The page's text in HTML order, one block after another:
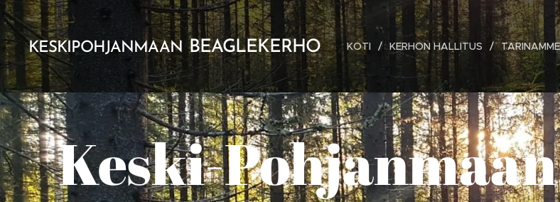
KESKIPOHJANMAAN BEAGLEKERHO KOTI KERHON HALLITUS TARINAMME
Keski-